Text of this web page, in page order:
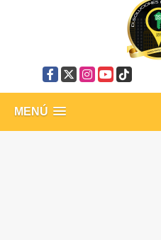
Facebook
X Instagram
YouTube
TikTok
MENÚ